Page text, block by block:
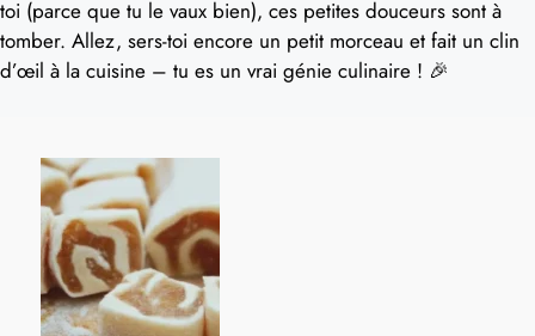
toi (parce que tu le vaux bien), ces petites douceurs sont à
tomber. Allez, sers-toi encore un petit morceau et fait un clin
d’œil à la cuisine – tu es un vrai génie culinaire ! 🎉